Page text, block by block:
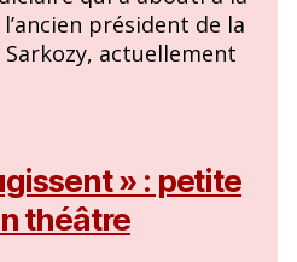
président de la
actuellement
» : petite
théâtre